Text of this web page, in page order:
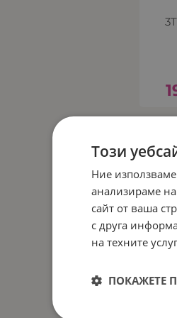
Този
Ние
анализираме
сайт от ваша
с друга
на техните
ПОКАЖЕТЕ